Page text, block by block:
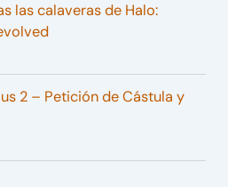
las calaveras de Halo:
2 – Petición de Cástula y